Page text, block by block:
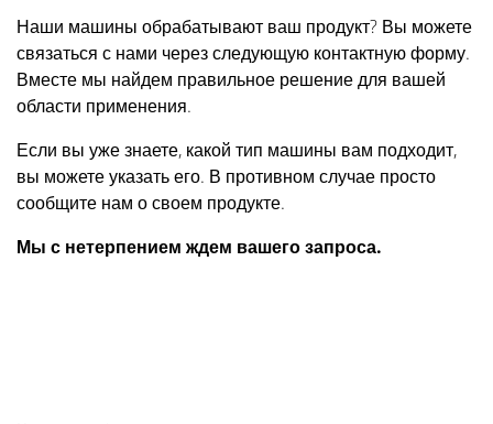
Наши машины обрабатывают ваш продукт? Вы можете
связаться с нами через следующую контактную форму.
Вместе мы найдем правильное решение для вашей
области применения.
Если вы уже знаете, какой тип машины вам подходит,
вы можете указать его. В противном случае просто
сообщите нам о своем продукте.
Мы с нетерпением ждем вашего запроса.